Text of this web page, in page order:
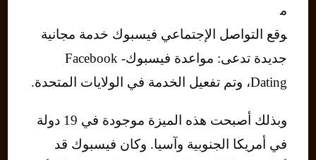
م
وقع التواصل الإجتماعي فيسبوك خدمة مجانية
جديدة تدعى: مواعدة فيسبوك- Facebook
Dating، وتم تفعيل الخدمة في الولايات المتحدة.
وبذلك أصبحت هذه الميزة موجودة في 19 دولة
في أمريكا الجنوبية وآسيا. وكان فيسبوك قد